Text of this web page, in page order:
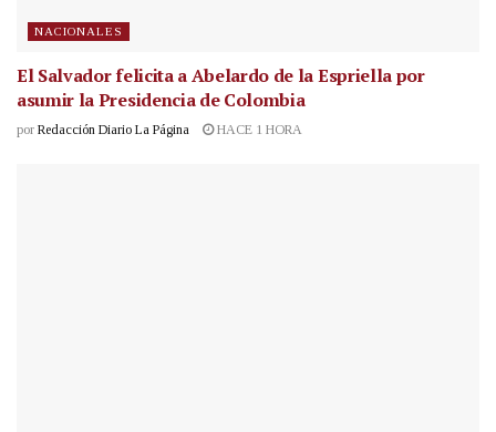
NACIONALES
El Salvador felicita a Abelardo de la Espriella por
asumir la Presidencia de Colombia
por Redacción Diario La Página HACE 1 HORA